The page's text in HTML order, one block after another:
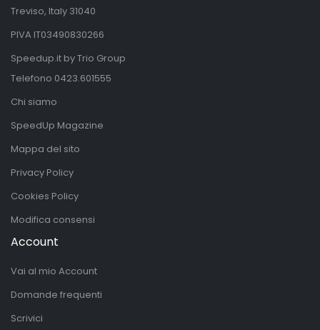
Treviso, Italy 31040
PIVA IT03490830266
Speedup.it by Trio Group
Telefono 0423.601555
Chi siamo
SpeedUp Magazine
Mappa del sito
Privacy Policy
Cookies Policy
Modifica consensi
Account
Vai al mio Account
Domande frequenti
Scrivici